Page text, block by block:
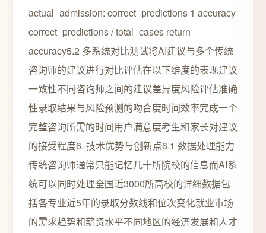
actual_admission: correct_predictions 1 accuracy
correct_predictions / total_cases return
accuracy5.2 多系统对比测试将AI建议与多个传统
咨询师的建议进行对比评估在以下维度的表现建议
一致性不同咨询师之间的建议差异度风险评估准确
性录取结果与风险预测的吻合度时间效率完成一个
完整咨询所需的时间用户满意度考生和家长对建议
的接受程度6. 技术优势与创新点6.1 数据处理能力
传统咨询师通常只能记忆几十所院校的信息而AI系
统可以同时处理全国近3000所高校的详细数据包
括各专业近5年的录取分数线和位次变化就业市场
的需求趋势和薪资水平不同地区的经济发展和人才